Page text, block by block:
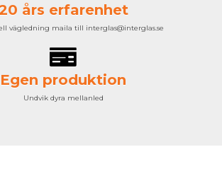
års erfarenhet
vägledning maila till interglas@interglas.se
Egen produktion
Undvik dyra mellanled